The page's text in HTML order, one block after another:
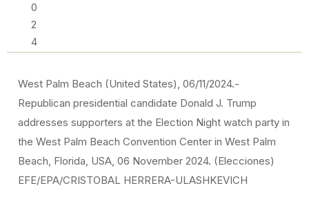
0
2
4
West Palm Beach (United States), 06/11/2024.-
Republican presidential candidate Donald J. Trump
addresses supporters at the Election Night watch party in
the West Palm Beach Convention Center in West Palm
Beach, Florida, USA, 06 November 2024. (Elecciones)
EFE/EPA/CRISTOBAL HERRERA-ULASHKEVICH